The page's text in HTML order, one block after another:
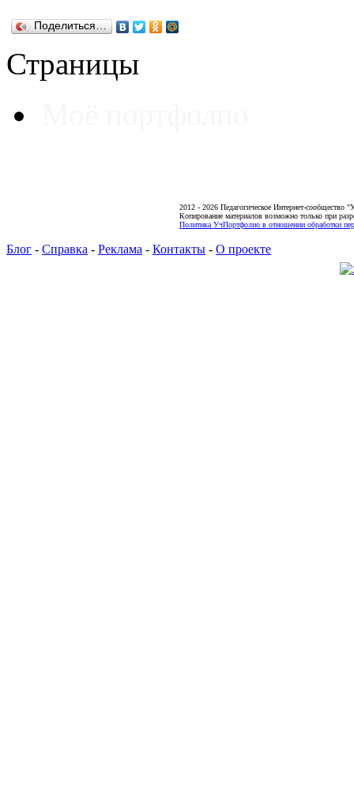
Поделиться…
Страницы
2012 - 2026 Педагогическое Интернет-сообщество
Копирование материалов возможно только при
Политика УчПортфолио в отношении обработки
Блог - Справка - Реклама - Контакты - О проекте